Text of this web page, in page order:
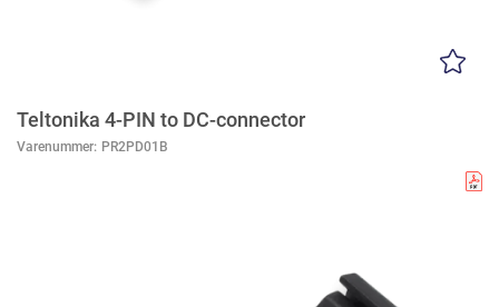
Teltonika 4-PIN to DC-connector
Varenummer: PR2PD01B